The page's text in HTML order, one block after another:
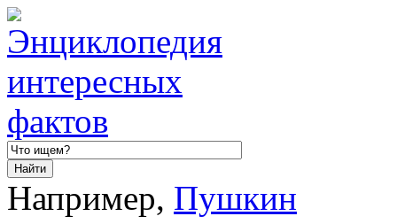
Например, Пушкин